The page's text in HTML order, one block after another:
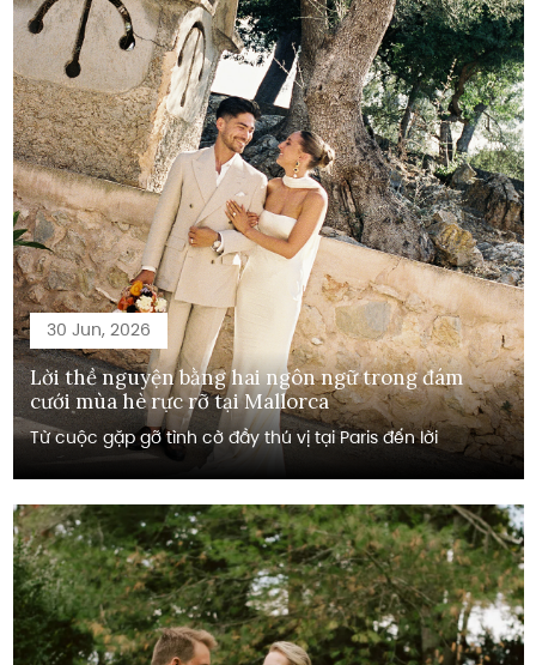
30 Jun, 2026
Lời thề nguyện bằng hai ngôn ngữ trong đám
cưới mùa hè rực rỡ tại Mallorca
Từ cuộc gặp gỡ tình cờ đầy thú vị tại Paris đến lời